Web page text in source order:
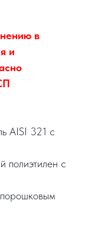
в
и
AISI 321 с
полиэтилен с